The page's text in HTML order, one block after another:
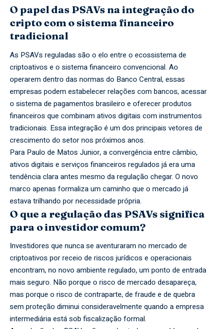
O papel das PSAVs na integração do
cripto com o sistema financeiro
tradicional
As PSAVs reguladas são o elo entre o ecossistema de
criptoativos e o sistema financeiro convencional. Ao
operarem dentro das normas do Banco Central, essas
empresas podem estabelecer relações com bancos, acessar
o sistema de pagamentos brasileiro e oferecer produtos
financeiros que combinam ativos digitais com instrumentos
tradicionais. Essa integração é um dos principais vetores de
crescimento do setor nos próximos anos.
Para Paulo de Matos Junior, a convergência entre câmbio,
ativos digitais e serviços financeiros regulados já era uma
tendência clara antes mesmo da regulação chegar. O novo
marco apenas formaliza um caminho que o mercado já
estava trilhando por necessidade própria.
O que a regulação das PSAVs significa
para o investidor comum?
Investidores que nunca se aventuraram no mercado de
criptoativos por receio de riscos jurídicos e operacionais
encontram, no novo ambiente regulado, um ponto de entrada
mais seguro. Não porque o risco de mercado desapareça,
mas porque o risco de contraparte, de fraude e de quebra
sem proteção diminui consideravelmente quando a empresa
intermediária está sob fiscalização formal.